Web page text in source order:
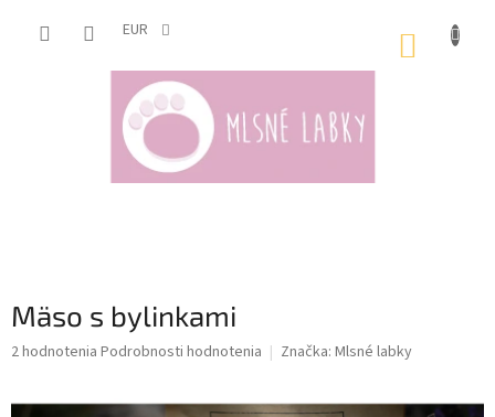
EUR
Mäso s bylinkami
Priemerné
2 hodnotenia Podrobnosti hodnotenia Značka: Mlsné labky